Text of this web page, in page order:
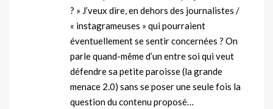
? » J’veux dire, en dehors des journalistes /
« instagrameuses » qui pourraient
éventuellement se sentir concernées ? On
parle quand-même d’un entre soi qui veut
défendre sa petite paroisse (la grande
menace 2.0) sans se poser une seule fois la
question du contenu proposé…